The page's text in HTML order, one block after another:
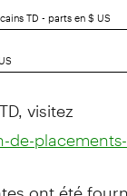
TD - parts en $ US
visitez
de-
ont été